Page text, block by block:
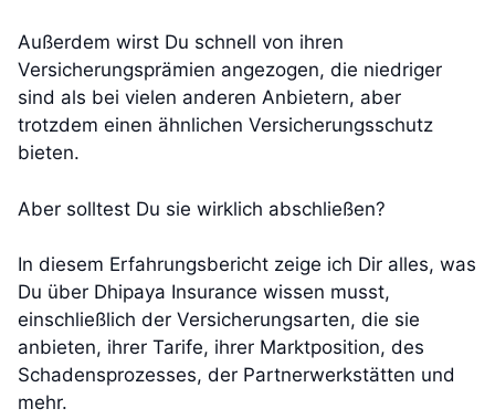
Außerdem wirst Du schnell von ihren
Versicherungsprämien angezogen, die niedriger
sind als bei vielen anderen Anbietern, aber
trotzdem einen ähnlichen Versicherungsschutz
bieten.
Aber solltest Du sie wirklich abschließen?
In diesem Erfahrungsbericht zeige ich Dir alles, was
Du über Dhipaya Insurance wissen musst,
einschließlich der Versicherungsarten, die sie
anbieten, ihrer Tarife, ihrer Marktposition, des
Schadensprozesses, der Partnerwerkstätten und
mehr.